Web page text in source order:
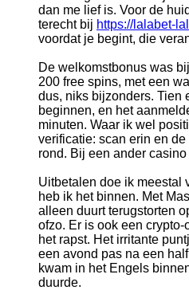
dan me lief is. Voor de
terecht bij https://lalabet-
voordat je begint, die
De welkomstbonus was
200 free spins, met een
dus, niks bijzonders. Tien
beginnen, en het
minuten. Waar ik wel
verificatie: scan erin en
rond. Bij een ander
Uitbetalen doe ik meestal
heb ik het binnen. Met
alleen duurt terugstorten
ofzo. Er is ook een
het rapst. Het irritante
een avond pas na een
kwam in het Engels
duurde.